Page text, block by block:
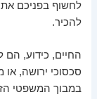
לחשוף בפניכם
להכיר.
החיים, כידוע, הם
סכסוכי ירושה,
במבוך המשפטי